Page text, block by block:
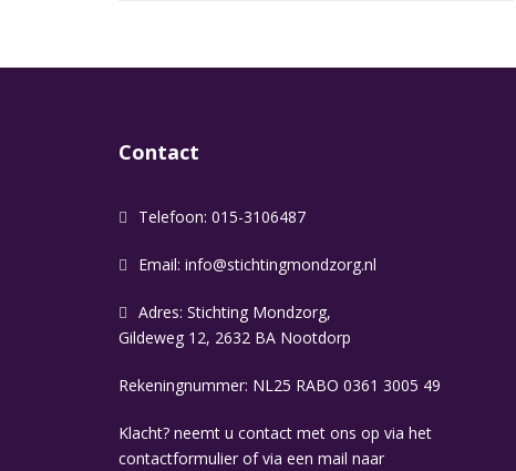
Contact
Telefoon: 015-3106487
Email: info@stichtingmondzorg.nl
Adres: Stichting Mondzorg,
Gildeweg 12, 2632 BA Nootdorp
Rekeningnummer: NL25 RABO 0361 3005 49
Klacht? neemt u contact met ons op via het
contactformulier of via een mail naar